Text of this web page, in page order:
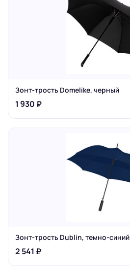
Зонт-трость Domelike, черный
1 930 ₽
Зонт-трость Dublin, темно-синий
2 541 ₽